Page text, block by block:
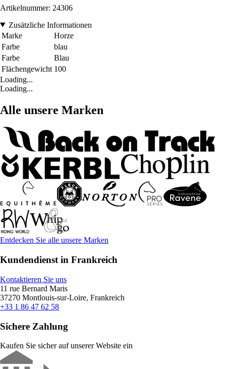
Artikelnummer: 24306
Zusätzliche Informationen
Marke
Horze
Farbe
blau
Farbe
Blau
Flächengewicht 100
Loading...
Loading...
Alle unsere Marken
Entdecken Sie alle unsere Marken
Kundendienst in Frankreich
Kontaktieren Sie uns
11 rue Bernard Maris
37270 Montlouis-sur-Loire, Frankreich
+33 1 86 47 62 58
Sichere Zahlung
Kaufen Sie sicher auf unserer Website ein